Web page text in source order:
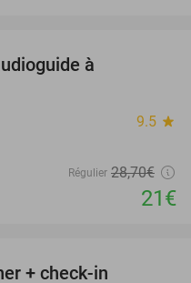
à
9.5 star
Régulier 28,70€
21€
+ check-in